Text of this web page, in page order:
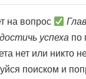
на вопрос
успеха по
нет или никто
поиском и